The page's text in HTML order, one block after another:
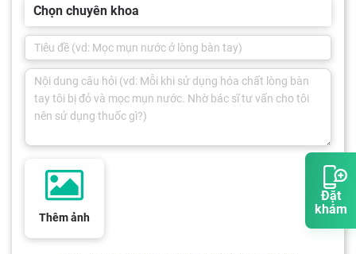
Đặt
khám
Chọn chuyên khoa
Thêm ảnh